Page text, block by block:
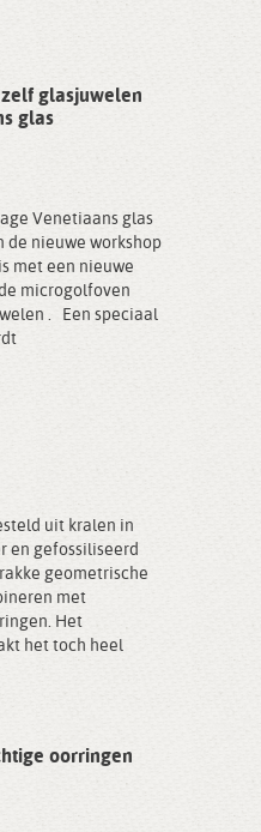
glasjuwelen
glas
Venetiaans glas
de nieuwe workshop
met een nieuwe
microgolfoven
. Een speciaal
uit kralen in
en gefossiliseerd
geometrische
met
Het
het toch heel
oorringen